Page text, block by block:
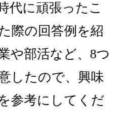
代に頑張ったこ
際の回答例を紹
や部活など、8つ
したので、興味
参考にしてくだ